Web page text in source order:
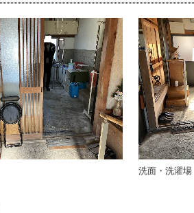
洗面・洗濯場